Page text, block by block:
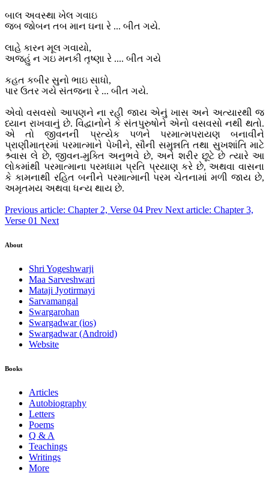
બાલ અવસ્થા ખેલ ગવાઇ
જબ જોબન તબ માન ઘના રે ... બીત ગયે.
લાહે કારન મૂલ ગવાયો,
અજહું ન ગઇ મનકી તૃષ્ણા રે .... બીત ગયે
કહત કબીર સુનો ભાઇ સાધો,
પાર ઉતર ગયે સંતજના રે ... બીત ગયે.
એવો વસવસો આપણને ના રહી જાય એનું ખાસ અને અત્યારથી જ
ધ્યાન રાખવાનું છે. વિદ્વાનોને કે સંતપુરુષોને એનો વસવસો નથી થતો.
એ તો જીવનની પ્રત્યેક પળને પરમાત્મપરાયણ બનાવીને
પ્રાણીમાત્રમાં પરમાત્માને પેખીને, સૌની સમુન્નતિ તથા સુખશાંતિ માટે
શ્ર્વાસ લે છે, જીવન-મુક્તિ અનુભવે છે, અને શરીર છૂટે છે ત્યારે આ
લોકમાંથી પરમાત્માના પરમધામ પ્રતિ પ્રયાણ કરે છે, અથવા વાસના
કે કામનાથી રહિત બનીને પરમાત્માની પરમ ચેતનામાં મળી જાય છે,
અમૃતમય અથવા ધન્ય થાય છે.
Previous article: Chapter 2, Verse 04 Prev Next article: Chapter 3,
Verse 01 Next
About
Shri Yogeshwarji
Maa Sarveshwari
Mataji Jyotirmayi
Sarvamangal
Swargarohan
Swargadwar (ios)
Swargadwar (Android)
Website
Books
Articles
Autobiography
Letters
Poems
Q & A
Teachings
Writings
More